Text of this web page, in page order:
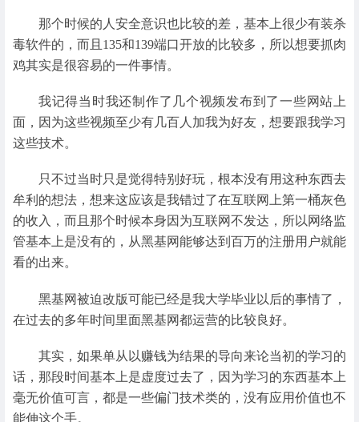
那个时候的人安全意识也比较的差，基本上很少有装杀
毒软件的，而且135和139端口开放的比较多，所以想要抓肉
鸡其实是很容易的一件事情。
我记得当时我还制作了几个视频发布到了一些网站上
面，因为这些视频至少有几百人加我为好友，想要跟我学习
这些技术。
只不过当时只是觉得特别好玩，根本没有用这种东西去
牟利的想法，想来这应该是我错过了在互联网上第一桶灰色
的收入，而且那个时候本身因为互联网不发达，所以网络监
管基本上是没有的，从黑基网能够达到百万的注册用户就能
看的出来。
黑基网被迫改版可能已经是我大学毕业以后的事情了，
在过去的多年时间里面黑基网都运营的比较良好。
其实，如果单从以赚钱为结果的导向来论当初的学习的
话，那段时间基本上是虚度过去了，因为学习的东西基本上
毫无价值可言，都是一些偏门技术类的，没有应用价值也不
能伸这个手。